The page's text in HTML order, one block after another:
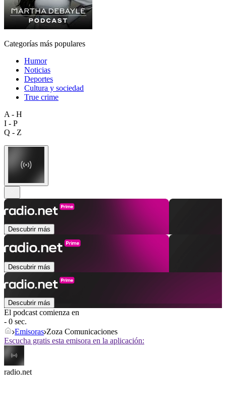
Categorías más populares
Humor
Noticias
Deportes
Cultura y sociedad
True crime
A - H
I - P
Q - Z
Descubrir más
Descubrir más
Descubrir más
El podcast comienza en
- 0 sec.
Emisoras Zoza Comunicaciones
Escucha gratis esta emisora en la aplicación:
radio.net